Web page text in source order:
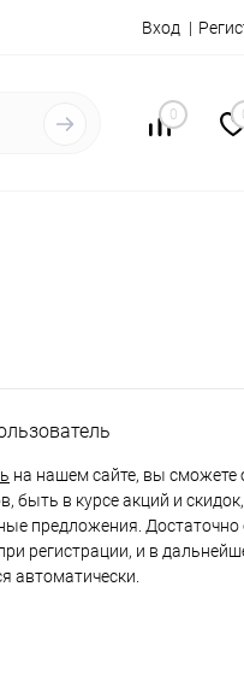
Вход
0
на нашем сайте, вы сможете
быть в курсе акций и
предложения. Достаточно
регистрации, и в
автоматически.